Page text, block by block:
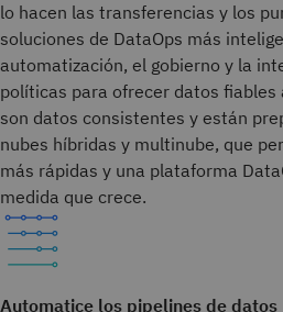
lo hacen las transferencias y los
soluciones de DataOps más
automatización, el gobierno y la
políticas para ofrecer datos fiables
son datos consistentes y están
nubes híbridas y multinube, que
más rápidas y una plataforma
medida que crece.
Automatice los pipelines de datos